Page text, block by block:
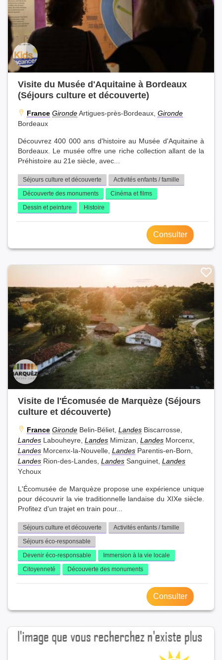
Visite du Musée d'Aquitaine à Bordeaux
(Séjours culture et découverte)
France GirondeArtigues-près-Bordeaux, Gironde
Bordeaux
Découvrez 400 000 ans d'histoire au Musée d'Aquitaine à
Bordeaux. Le musée offre une riche collection allant de la
Préhistoire au 21e siècle, avec...
Séjours culture et découverte
Activités enfants / famille
Découverte des monuments
Cinéma et films
Dessin et peinture
Histoire
Consulter
Visite de l'Écomusée de Marquèze (Séjours
culture et découverte)
France Gironde Belin-Béliet, Landes Biscarrosse,
Landes Labouheyre, Landes Mimizan, Landes Morcenx,
Landes Morcenx-la-Nouvelle, Landes Parentis-en-Born,
Landes Rion-des-Landes, Landes Sanguinet, Landes
Ychoux
L'Écomusée de Marquèze propose une expérience unique
pour découvrir la vie traditionnelle landaise du XIXe siècle.
Profitez d'un trajet en train pour...
Séjours culture et découverte
Activités enfants / famille
Séjours éco-responsable
Devenir éco-responsable
Immersion à la vie locale
Citoyenneté
Découverte des monuments
Consulter